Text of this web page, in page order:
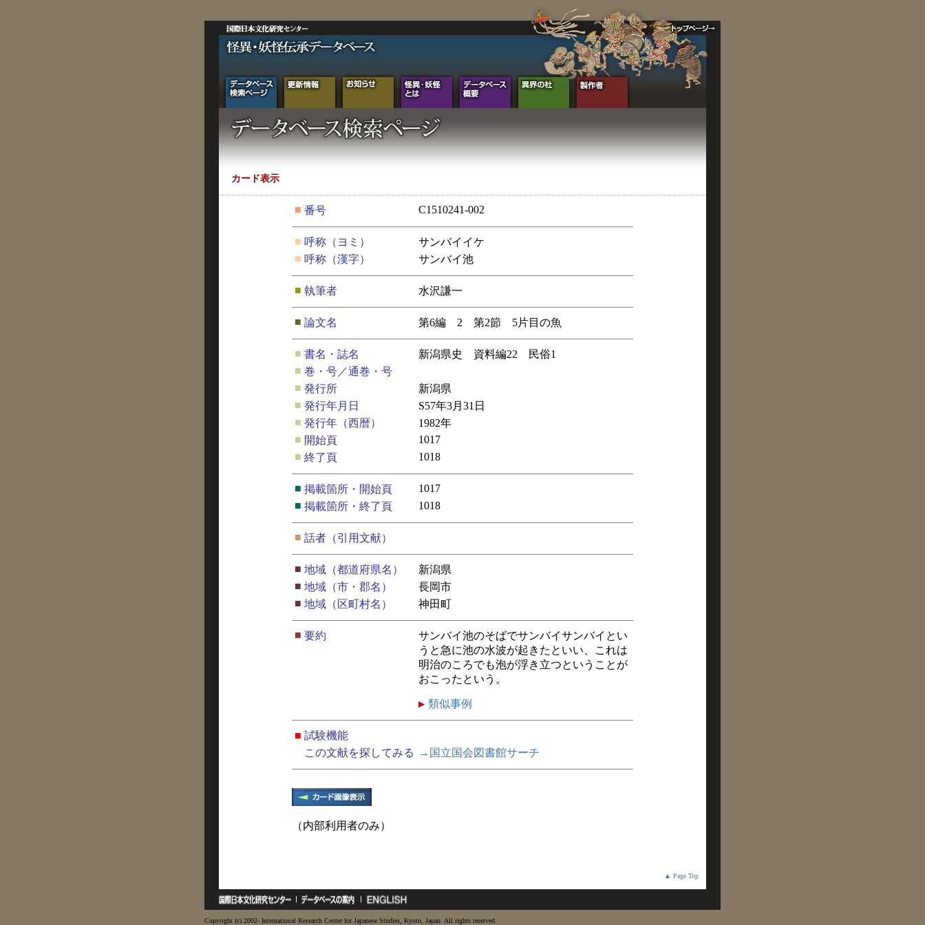
カード表示
■ 番号 C1510241-002
■ 呼称（ヨミ）
サンバイイケ
■ 呼称（漢字） サンバイ池
■ 執筆者 水沢謙一
■ 論文名 第6編 2 第2節 5片目の魚
■ 書名・誌名
新潟県史 資料編22 民俗1
■ 巻・号／通巻・号
■ 発行所
新潟県
■ 発行年月日
S57年3月31日
■ 発行年（西暦）
1982年
■ 開始頁
1017
■ 終了頁 1018
■ 掲載箇所・開始頁
1017
■ 掲載箇所・終了頁 1018
■ 話者（引用文献）
■ 地域（都道府県名）
新潟県
■ 地域（市・郡名）
長岡市
■ 地域（区町村名） 神田町
■ 要約
サンバイ池のそばでサンバイサンバイとい
うと急に池の水波が起きたといい、これは
明治のころでも泡が浮き立つということが
おこったという。
類似事例
■ 試験機能
この文献を探してみる
→国立国会図書館サーチ
（内部利用者のみ）
▲ Page Top
Copyright (c) 2002- International Research Center for Japanese Studies, Kyoto, Japan. All rights reserved.